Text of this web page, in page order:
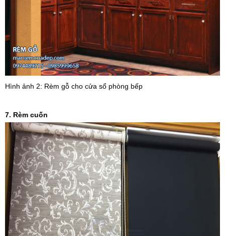
Hình ảnh 2: Rèm gỗ cho cửa sổ phòng bếp
7. Rèm cuốn